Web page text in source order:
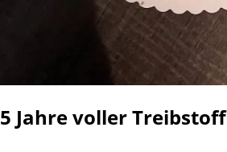
5 Jahre voller Treibstoff